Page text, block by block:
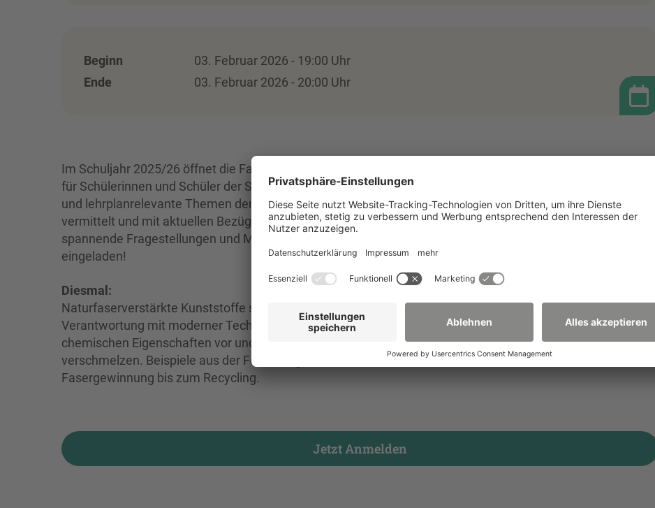
Beginn
03. Februar 2026 - 19:00 Uhr
Ende
03. Februar 2026 - 20:00 Uhr
Im Schuljahr 2025/26 öffnet die Fakultät für Natur- und Umweltwissenschaften erneut den digitalen Hörsaal
für Schülerinnen und Schüler der Sekundarstufe II. In einer Reihe von Onlinevorlesungen werden zentrale
und lehrplanrelevante Themen der Chemie aufgegriffen – von erfahrenen Lehrkräften anschaulich
vermittelt und mit aktuellen Bezügen zur Forschung ergänzt. So entsteht ein lebendiger Einblick in
spannende Fragestellungen und Methoden der modernen Chemie. Auch Lehrende der Schulen sind herzlich
eingeladen!
Diesmal:
Naturfaserverstärkte Kunststoffe stehen für eine innovative Werkstoffklasse, die ökologische
Verantwortung mit moderner Technik verbindet. Die Veranstaltung stellt geeignete Naturfasern und ihre
chemischen Eigenschaften vor und zeigt, wie Polymere und Kreislaufwirtschaft zu nachhaltigen Materialien
verschmelzen. Beispiele aus der Forschung der HSZG verdeutlichen die Rolle der Chemie von der
Fasergewinnung bis zum Recycling.
Jetzt Anmelden